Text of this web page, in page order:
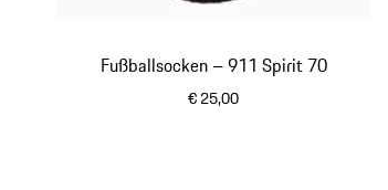
Fußballsocken – 911 Spirit 70
€ 25,00